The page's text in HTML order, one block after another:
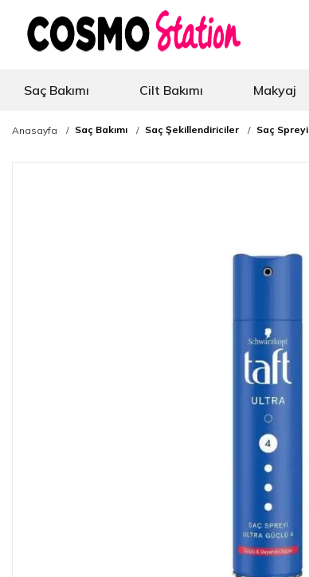
Saç Bakımı Cilt Bakımı Makyaj
Anasayfa Saç Bakımı Saç Şekillendiriciler Saç Spreyi